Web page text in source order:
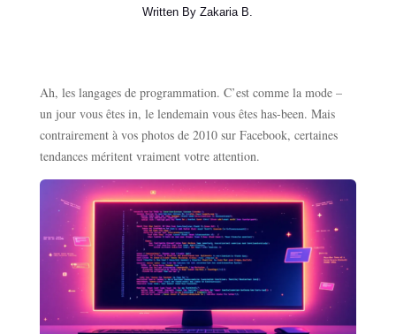
Written ByZakaria B.
Ah, les langages de programmation. C’est comme la mode –
un jour vous êtes in, le lendemain vous êtes has-been. Mais
contrairement à vos photos de 2010 sur Facebook, certaines
tendances méritent vraiment votre attention.